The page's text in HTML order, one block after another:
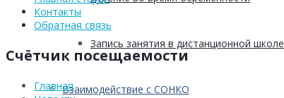
Запись занятия в дистанционной школе
Взаимодействие с СОНКО
Контакты
Обратная связь
Счётчик посещаемости
Главная